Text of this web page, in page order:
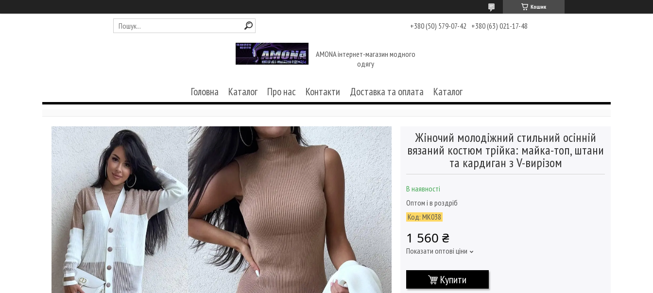
Кошик
+380 (50) 579-07-42 +380 (63) 021-17-48
AMONA інтернет-магазин модного
одягу
Головна Каталог Про нас Контакти Доставка та оплата Каталог
Жіночий молодіжний стильний осінній
вязаний костюм трійка: майка-топ, штани
та кардиган з V-вирізом
В наявності
Оптом і в роздріб
Код: МК038
1 560 ₴
Показати оптові ціни
Купити